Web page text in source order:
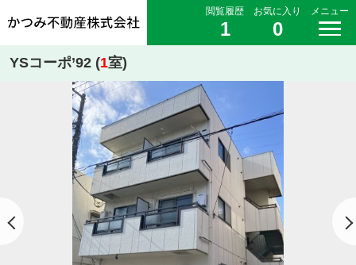
閲覧履歴
1
お気に入り
0
メニュー
YSコーポ’92 (1室)